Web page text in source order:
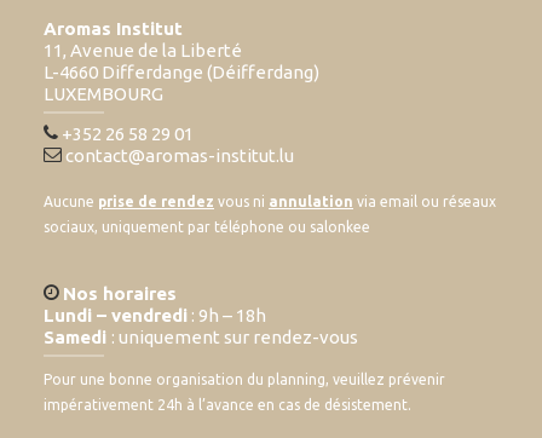
Aromas Institut
11, Avenue de la Liberté
L-4660 Differdange (Déifferdang)
LUXEMBOURG
+352 26 58 29 01
contact@aromas-institut.lu
Aucune prise de rendez vous ni annulation via email ou réseaux
sociaux, uniquement par téléphone ou salonkee
Nos horaires
Lundi – vendredi : 9h – 18h
Samedi : uniquement sur rendez-vous
Pour une bonne organisation du planning, veuillez prévenir
impérativement 24h à l’avance en cas de désistement.